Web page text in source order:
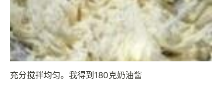
充分搅拌均匀。我得到180克奶油酱